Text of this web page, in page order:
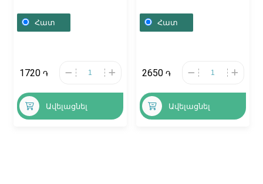
Հատ
1720 ֏
Ավելացնել
Ֆրանսիա
Հատ
2650 ֏
Ավելացնել